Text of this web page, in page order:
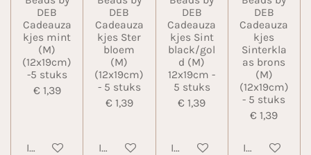
DEB
Cadeauza
kjes mint
(M)
(12x19cm)
-5 stuks
€ 1,39
In winkelwagen
DEB
Cadeauza
kjes Ster
bloem
(M)
(12x19cm)
- 5 stuks
€ 1,39
In winkelwagen
DEB
Cadeauza
kjes Sint
black/gol
d (M)
12x19cm -
5 stuks
€ 1,39
In winkelwagen
DEB
Cadeauza
kjes
Sinterkla
as brons
(M)
(12x19cm)
- 5 stuks
€ 1,39
In